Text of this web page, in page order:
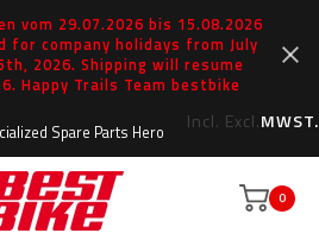
vom 29.07.2026 bis 15.08.2026
for company holidays from July
2026. Shipping will resume
Happy Trails Team bestbike
Incl. Excl.MWST.
Spare Parts Hero
0